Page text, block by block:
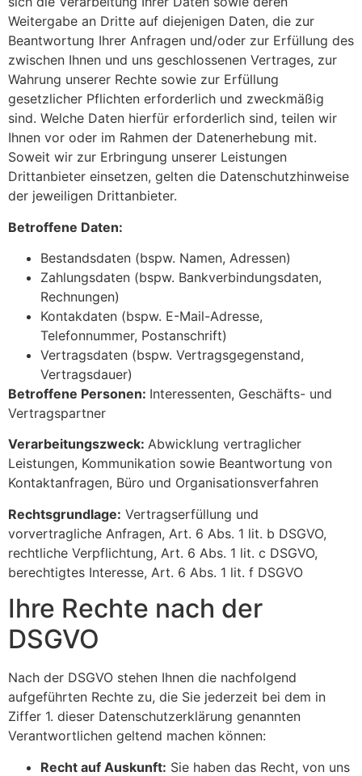
Weitergabe an Dritte auf diejenigen Daten, die zur
Beantwortung Ihrer Anfragen und/oder zur Erfüllung des
zwischen Ihnen und uns geschlossenen Vertrages, zur
Wahrung unserer Rechte sowie zur Erfüllung
gesetzlicher Pflichten erforderlich und zweckmäßig
sind. Welche Daten hierfür erforderlich sind, teilen wir
Ihnen vor oder im Rahmen der Datenerhebung mit.
Soweit wir zur Erbringung unserer Leistungen
Drittanbieter einsetzen, gelten die Datenschutzhinweise
der jeweiligen Drittanbieter.
Betroffene Daten:
Bestandsdaten (bspw. Namen, Adressen)
Zahlungsdaten (bspw. Bankverbindungsdaten,
Rechnungen)
Kontakdaten (bspw. E-Mail-Adresse,
Telefonnummer, Postanschrift)
Vertragsdaten (bspw. Vertragsgegenstand,
Vertragsdauer)
Betroffene Personen: Interessenten, Geschäfts- und
Vertragspartner
Verarbeitungszweck: Abwicklung vertraglicher
Leistungen, Kommunikation sowie Beantwortung von
Kontaktanfragen, Büro und Organisationsverfahren
Rechtsgrundlage: Vertragserfüllung und
vorvertragliche Anfragen, Art. 6 Abs. 1 lit. b DSGVO,
rechtliche Verpflichtung, Art. 6 Abs. 1 lit. c DSGVO,
berechtigtes Interesse, Art. 6 Abs. 1 lit. f DSGVO
Ihre Rechte nach der
DSGVO
Nach der DSGVO stehen Ihnen die nachfolgend
aufgeführten Rechte zu, die Sie jederzeit bei dem in
Ziffer 1. dieser Datenschutzerklärung genannten
Verantwortlichen geltend machen können:
Recht auf Auskunft: Sie haben das Recht, von uns